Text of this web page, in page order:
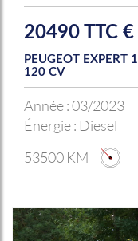
20490 TTC €
PEUGEOT EXPERT
120 CV
Année :03/2023
Énergie : Diesel
53500 KM